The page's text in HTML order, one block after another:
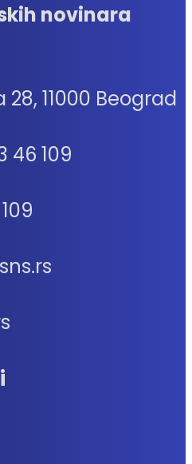
novinara
11000 Beograd
46 109